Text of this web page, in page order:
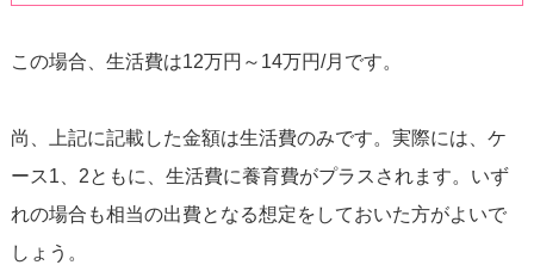
この場合、生活費は12万円～14万円/月です。
尚、上記に記載した金額は生活費のみです。実際には、ケ
ース1、2ともに、生活費に養育費がプラスされます。いず
れの場合も相当の出費となる想定をしておいた方がよいで
しょう。